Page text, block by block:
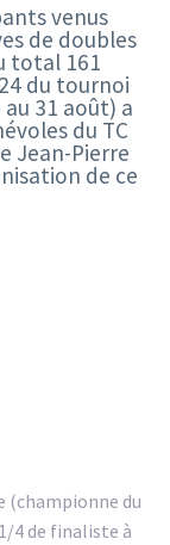
venus
de doubles
total 161
du tournoi
31 août) a
du TC
Jean-Pierre
de ce
(championne du
4 de finaliste à